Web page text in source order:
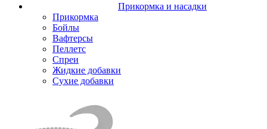
Прикормка и насадки
Прикормка
Бойлы
Вафтерсы
Пеллетс
Спреи
Жидкие добавки
Сухие добавки